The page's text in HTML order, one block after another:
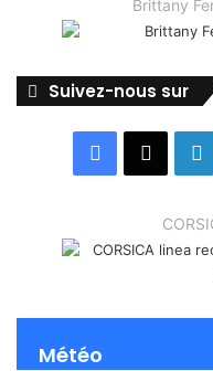
Brittany
Suivez-nous sur
Facebook
Météo